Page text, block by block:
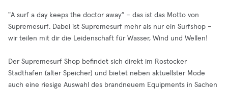
"A surf a day keeps the doctor away“ – das ist das Motto von
Supremesurf. Dabei ist Supremesurf mehr als nur ein Surfshop –
wir teilen mit dir die Leidenschaft für Wasser, Wind und Wellen!
Der Supremesurf Shop befindet sich direkt im Rostocker
Stadthafen (alter Speicher) und bietet neben aktuellster Mode
auch eine riesige Auswahl des brandneuem Equipments in Sachen